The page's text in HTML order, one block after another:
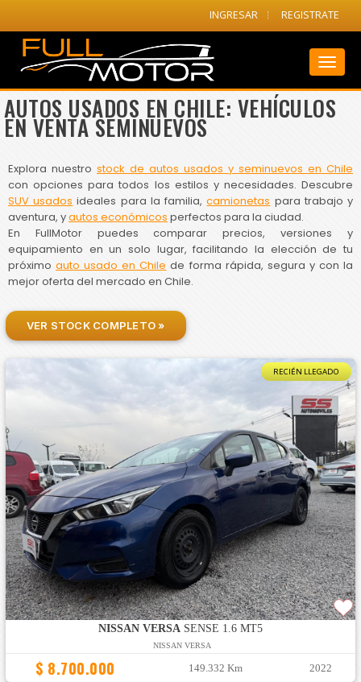
INGRESAR REGISTRATE
AUTOS USADOS EN CHILE: VEHÍCULOS
EN VENTA SEMINUEVOS
Explora nuestro stock de autos usados y seminuevos en Chile
con opciones para todos los estilos y necesidades. Descubre
SUV usados ideales para la familia,camionetas para trabajo y
aventura, yautos económicos perfectos para la ciudad.
En FullMotor puedes comparar precios, versiones y
equipamiento en un solo lugar, facilitando la elección de tu
próximoauto usado en Chile de forma rápida, segura y con la
mejor oferta del mercado en Chile.
VER STOCK COMPLETO »
RECIÉN LLEGADO
NISSAN VERSASENSE 1.6 MT5
NISSAN VERSA
$ 8.700.000 149.332 Km 2022